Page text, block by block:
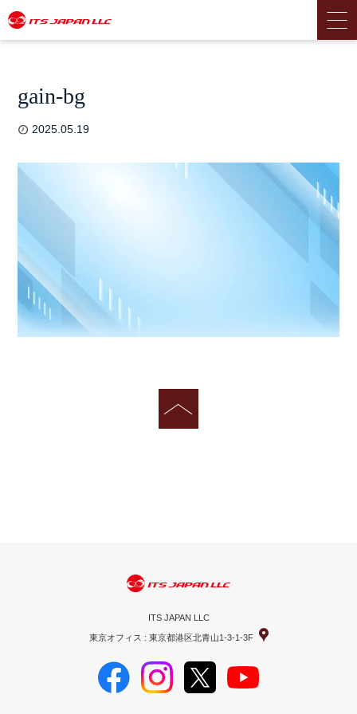
gain-bg
2025.05.19
ITS JAPAN LLC
東京オフィス : 東京都港区北青山1-3-1-3F